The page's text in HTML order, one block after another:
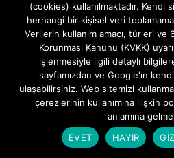
(cookies) kullanılmaktadır. Kendi
herhangi bir kişisel veri
Verilerin kullanım amacı, türleri ve
Korunması Kanunu (KVKK)
işlenmesiyle ilgili detaylı
sayfamızdan ve Google'ın
ulaşabilirsiniz. Web sitemizi
çerezlerinin kullanımına ilişkin
anlamına
EVET
HAYIR